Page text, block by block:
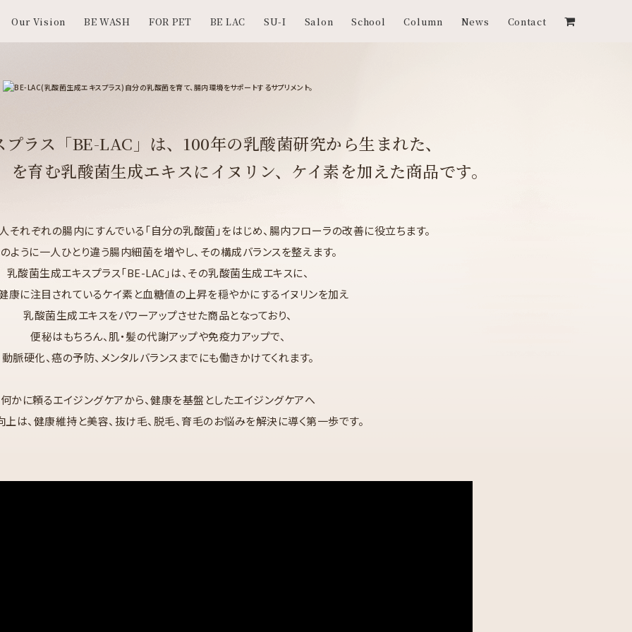
Our Vision BE WASH FOR PET BE LAC SU-I Salon School Column News Contact
プラス 「BE-LAC」は、 100年の乳酸菌研究から生まれた、
を育む乳酸菌生成エキスにイヌリン、 ケイ素を加えた商品です。
それぞれの腸内にすんでいる「自分の乳酸菌」をはじめ、腸内フローラの改善に役立ちます。
ように一人ひとり違う腸内細菌を増やし、その構成バランスを整えます。
乳酸菌生成エキスプラス「BE-LAC」は、その乳酸菌生成エキスに、
康に注目されているケイ素と血糖値の上昇を穏やかにするイヌリンを加え
乳酸菌生成エキスをパワーアップさせた商品となっており、
便秘はもちろん、肌・髪の代謝アップや免疫力アップで、
動脈硬化、癌の予防、メンタルバランスまでにも働きかけてくれます。
何かに頼るエイジングケアから、健康を基盤としたエイジングケアへ
は、健康維持と美容、抜け毛、脱毛、育毛のお悩みを解決に導く第一歩です。